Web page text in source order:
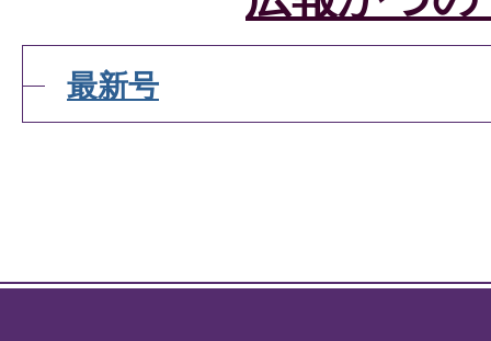
最新号